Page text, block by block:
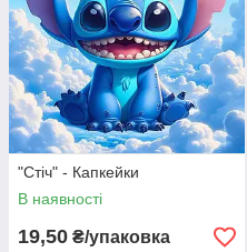
"Стіч" - Капкейки
В наявності
19,50 ₴/упаковка